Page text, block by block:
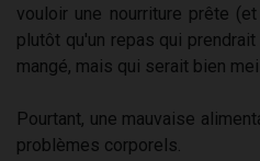
vouloir une nourriture prête
plutôt qu'un repas qui
mangé, mais qui serait bien
Pourtant, une mauvaise
problèmes corporels.